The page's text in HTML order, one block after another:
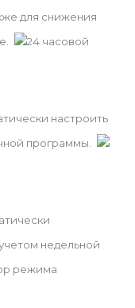
для снижения
24 часовой
настроить
программы.
недельной
режима